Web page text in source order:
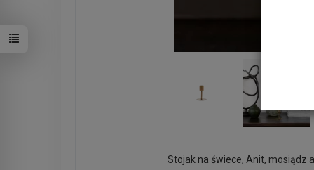
Stojak na świece, Anit, mosiądz